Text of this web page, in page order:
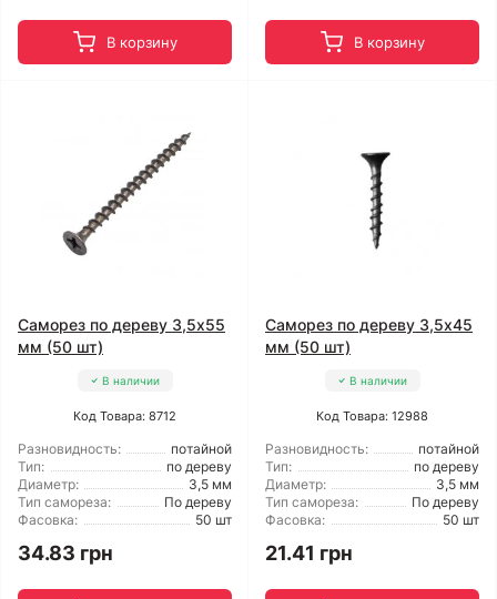
В корзину В корзину
Саморез по дереву 3,5x55
мм (50 шт)
В наличии
Код Товара: 8712
Разновидность:
потайной
Тип:
по дереву
Диаметр:
3,5 мм
Тип самореза:
По дереву
Фасовка:
50 шт
34.83 грн
Саморез по дереву 3,5x45
мм (50 шт)
В наличии
Код Товара: 12988
Разновидность:
потайной
Тип:
по дереву
Диаметр:
3,5 мм
Тип самореза:
По дереву
Фасовка:
50 шт
21.41 грн